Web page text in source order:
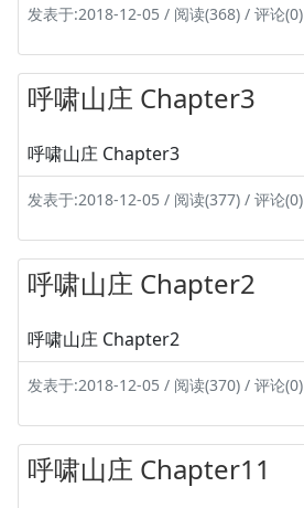
发表于:2018-12-05 / 阅读(368) / 评论(0)
呼啸山庄 Chapter3
呼啸山庄 Chapter3
发表于:2018-12-05 / 阅读(377) / 评论(0)
呼啸山庄 Chapter2
呼啸山庄 Chapter2
发表于:2018-12-05 / 阅读(370) / 评论(0)
呼啸山庄 Chapter11